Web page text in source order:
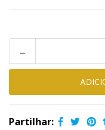
-
Partilhar: